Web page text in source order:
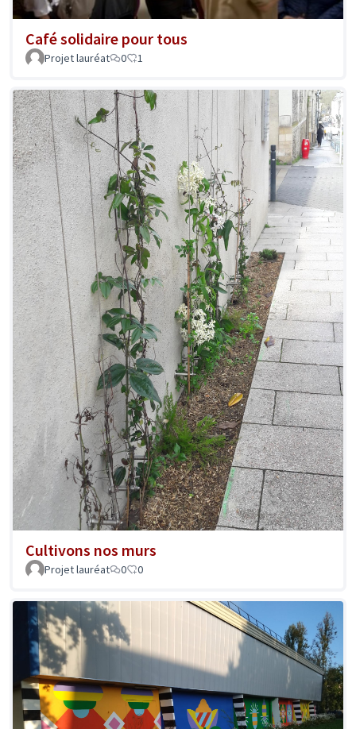
Café solidaire pour tous
Projet lauréat 0 1
Cultivons nos murs
Projet lauréat 0 0